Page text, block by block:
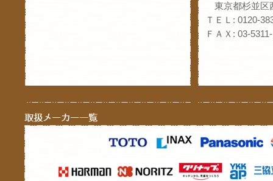
東京都杉並区
ＴＥＬ: 0120-
ＦＡＸ: 03-